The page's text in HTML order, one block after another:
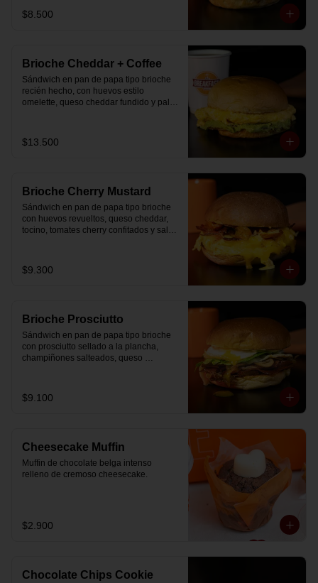
$8.500
Brioche Cheddar + Coffee
Sándwich en pan de papa tipo brioche
recién hecho, con huevos estilo
omelette, queso cheddar fundido y palta,
Se envía en bolsa delivery.
$13.500
Brioche Cherry Mustard
Sándwich en pan de papa tipo brioche
con huevos revueltos, queso cheddar,
tocino, tomates cherry confitados y salsa
$9.300
Brioche Prosciutto
Sándwich en pan de papa tipo brioche
con prosciutto sellado a la plancha,
champiñones salteados, queso
$9.100
Cheesecake Muffin
Muffin de chocolate belga intenso
relleno de cremoso cheesecake.
$2.900
Chocolate Chips Cookie